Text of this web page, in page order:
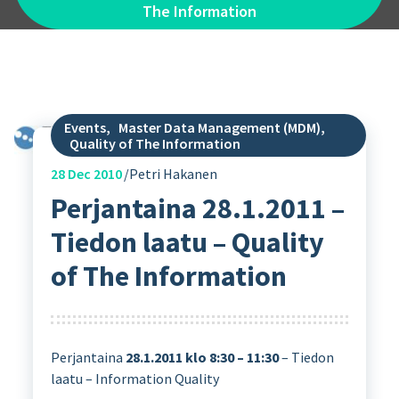
The Information
Events, Master Data Management (MDM),
Quality of The Information
28Dec 2010 Petri Hakanen
Perjantaina 28.1.2011 –
Tiedon laatu – Quality
of The Information
Perjantaina 28.1.2011 klo 8:30 – 11:30– Tiedon
laatu – Information Quality